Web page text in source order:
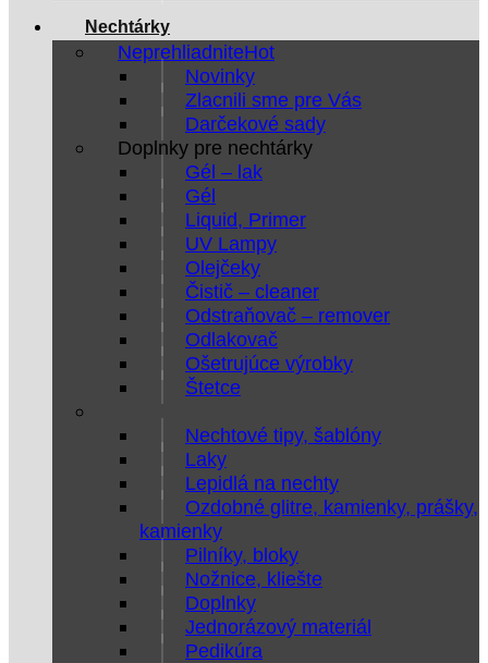
Nechtárky
Neprehliadnite
Novinky
Zlacnili sme pre Vás
Darčekové sady
Doplnky pre nechtárky
Gél – lak
Gél
Liquid, Primer
UV Lampy
Olejčeky
Čistič – cleaner
Odstraňovač – remover
Odlakovač
Ošetrujúce výrobky
Štetce
Nechtové tipy, šablóny
Laky
Lepidlá na nechty
Ozdobné glitre, kamienky, prášky,
kamienky
Pilníky, bloky
Nožnice, kliešte
Doplnky
Jednorázový materiál
Pedikúra